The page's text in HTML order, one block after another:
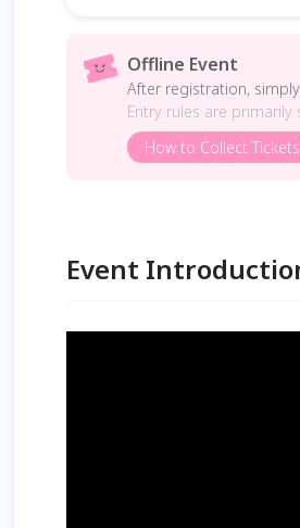
Offline Event
After registration,
Entry rules are
How to Collect
Event